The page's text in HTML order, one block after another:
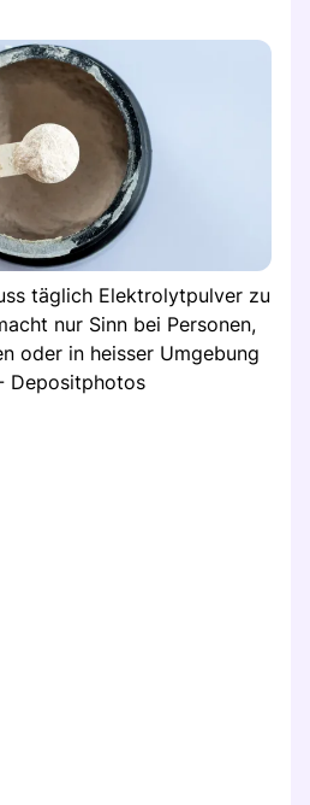
täglich Elektrolytpulver zu
nur Sinn bei Personen,
oder in heisser Umgebung
Depositphotos